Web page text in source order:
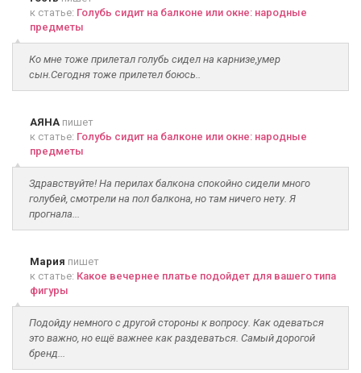
к статье: Голубь сидит на балконе или окне: народные
предметы
Ко мне тоже прилетал голубь сидел на карнизе,умер
сын.Сегодня тоже прилетел боюсь..
АЯНА пишет
к статье: Голубь сидит на балконе или окне: народные
предметы
Здравствуйте! На перилах балкона спокойно сидели много
голубей, смотрели на пол балкона, но там ничего нету. Я
прогнала...
Мария пишет
к статье: Какое вечернее платье подойдет для вашего типа
фигуры
Подойду немного с другой стороны к вопросу. Как одеваться
это важно, но ещё важнее как раздеваться. Самый дорогой
бренд...